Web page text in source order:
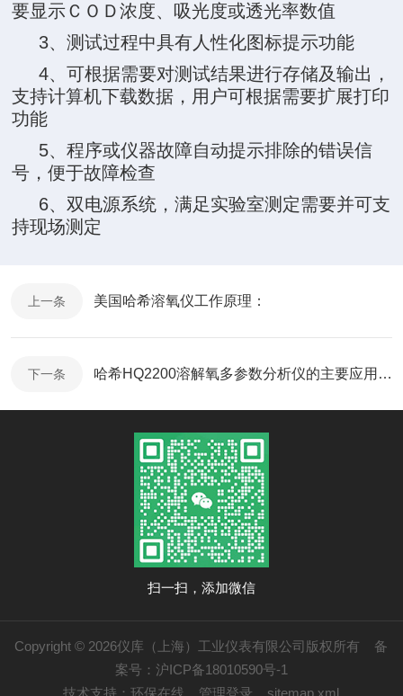
要显示ＣＯＤ浓度、吸光度或透光率数值
3、测试过程中具有人性化图标提示功能
4、可根据需要对测试结果进行存储及输出，
支持计算机下载数据，用户可根据需要扩展打印
功能
5、程序或仪器故障自动提示排除的错误信
号，便于故障检查
6、双电源系统，满足实验室测定需要并可支
持现场测定
上一条 美国哈希溶氧仪工作原理：
下一条 哈希HQ2200溶解氧多参数分析仪的主要应用领域
扫一扫，添加微信
Copyright © 2026仪库（上海）工业仪表有限公司版权所有 备
案号：沪ICP备18010590号-1
技术支持：环保在线 管理登录 sitemap.xml